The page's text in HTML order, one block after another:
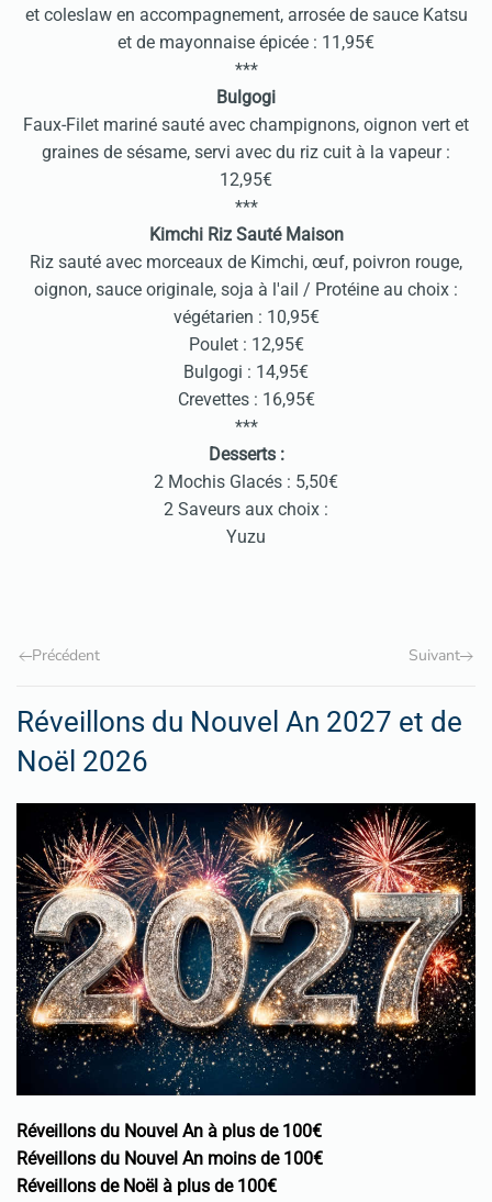
et coleslaw en accompagnement, arrosée de sauce Katsu
et de mayonnaise épicée : 11,95€
***
Bulgogi
Faux-Filet mariné sauté avec champignons, oignon vert et
graines de sésame, servi avec du riz cuit à la vapeur :
12,95€
***
Kimchi Riz Sauté Maison
Riz sauté avec morceaux de Kimchi, œuf, poivron rouge,
oignon, sauce originale, soja à l'ail / Protéine au choix :
végétarien : 10,95€
Poulet : 12,95€
Bulgogi : 14,95€
Crevettes : 16,95€
***
Desserts :
2 Mochis Glacés : 5,50€
2 Saveurs aux choix :
Yuzu
Précédent Suivant
Réveillons du Nouvel An 2027 et de
Noël 2026
Réveillons du Nouvel An à plus de 100€
Réveillons du Nouvel An moins de 100€
Réveillons de Noël à plus de 100€